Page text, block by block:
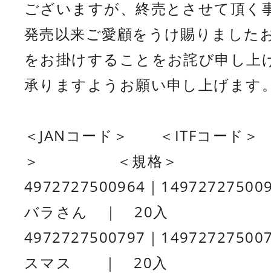
ございますが、終売とさせて頂く
発売以来ご愛顧をうけ賜りました
をお掛けすることをお詫び申し上
承りますようお願い申し上げます
＜JANコード＞ ＜ITFコ
＞ ＜規格＞
4972727500964｜
バラさん ｜ 20入
4972727500797｜
スマス ｜ 20入